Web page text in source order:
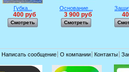
Губка...
400 руб
Смотреть
Основание...
3 900 руб
Смотреть
Написать сообщение О компании Контакты